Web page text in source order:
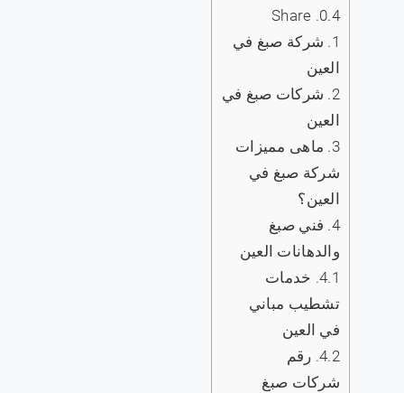
0.4.
1. شركة صبغ في
العين
2. شركات صبغ في
العين
3. ماهى مميزات
شركة صبغ في
العين؟
4. فني صبغ
والدهانات العين
4.1. خدمات
تشطيب مباني
في العين
4.2. رقم
شركات صبغ